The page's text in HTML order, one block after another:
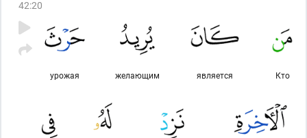
42:20
Кто
является
желающим
урожая